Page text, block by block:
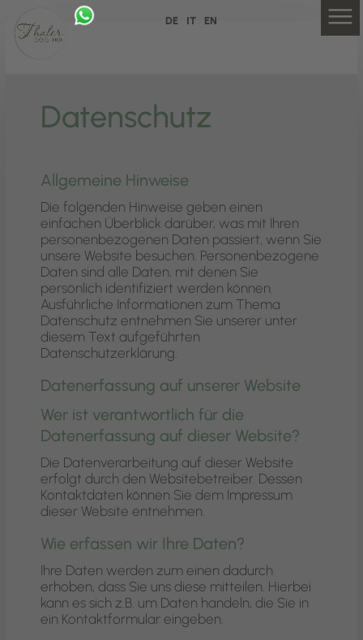
DE IT EN
Datenschutz
Allgemeine Hinweise
Die folgenden Hinweise geben einen
einfachen Überblick darüber, was mit Ihren
personenbezogenen Daten passiert, wenn Sie
unsere Website besuchen. Personenbezogene
Daten sind alle Daten, mit denen Sie
persönlich identifiziert werden können.
Ausführliche Informationen zum Thema
Datenschutz entnehmen Sie unserer unter
diesem Text aufgeführten
Datenschutzerklärung.
Datenerfassung auf unserer Website
Wer ist verantwortlich für die
Datenerfassung auf dieser Website?
Die Datenverarbeitung auf dieser Website
erfolgt durch den Websitebetreiber. Dessen
Kontaktdaten können Sie dem Impressum
dieser Website entnehmen.
Wie erfassen wir Ihre Daten?
Ihre Daten werden zum einen dadurch
erhoben, dass Sie uns diese mitteilen. Hierbei
kann es sich z.B. um Daten handeln, die Sie in
ein Kontaktformular eingeben.